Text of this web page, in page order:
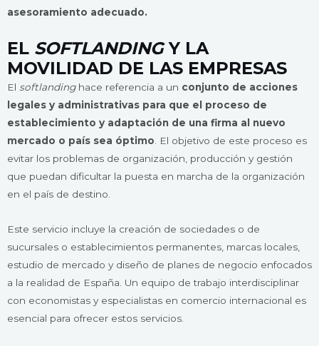
asesoramiento adecuado.
EL SOFTLANDINGY LA
MOVILIDAD DE LAS EMPRESAS
El softlandinghace referencia a un conjunto de acciones
legales y administrativas para que el proceso de
establecimiento y adaptación de una firma al nuevo
mercado o país sea óptimo . El objetivo de este proceso es
evitar los problemas de organización, producción y gestión
que puedan dificultar la puesta en marcha de la organización
en el país de destino.
Este servicio incluye la creación de sociedades o de
sucursales o establecimientos permanentes, marcas locales,
estudio de mercado y diseño de planes de negocio enfocados
a la realidad de España. Un equipo de trabajo interdisciplinar
con economistas y especialistas en comercio internacional es
esencial para ofrecer estos servicios.